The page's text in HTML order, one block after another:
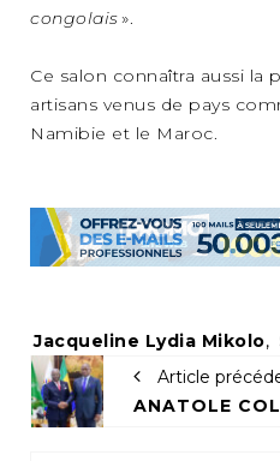
congolais».
Ce salon connaîtra aussi la
artisans venus de pays
Namibie et le Maroc.
Tags:
Jacqueline Lydia Mikolo,
Article